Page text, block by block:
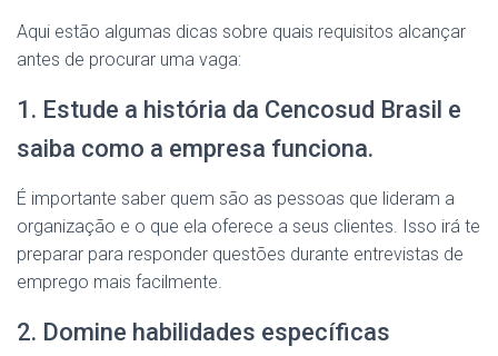
Aqui estão algumas dicas sobre quais requisitos alcançar
antes de procurar uma vaga:
1. Estude a história da Cencosud Brasil e
saiba como a empresa funciona.
É importante saber quem são as pessoas que lideram a
organização e o que ela oferece a seus clientes. Isso irá te
preparar para responder questões durante entrevistas de
emprego mais facilmente.
2. Domine habilidades específicas